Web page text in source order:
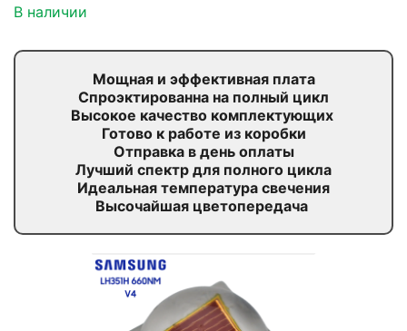
В наличии
Мощная и эффективная плата
Спроэктированна на полный цикл
Высокое качество комплектующих
Готово к работе из коробки
Отправка в день оплаты
Лучший спектр для полного цикла
Идеальная температура свечения
Высочайшая цветопередача